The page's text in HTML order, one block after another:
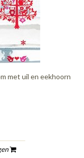
met uil en eekhoorn